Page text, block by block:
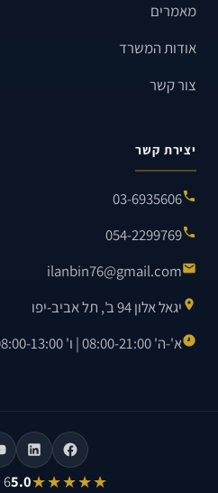
מאמרים
אודות המשרד
צור קשר
יצירת קשר
03-6935606
054-2299769
ilanbin76@gmail.com
יגאל אלון 94 ב', תל אביב-יפו
א'-ה' 08:00-21:00 | ו' 08:00-13:00
★★★★★
5.06 ביקורות בגוגל